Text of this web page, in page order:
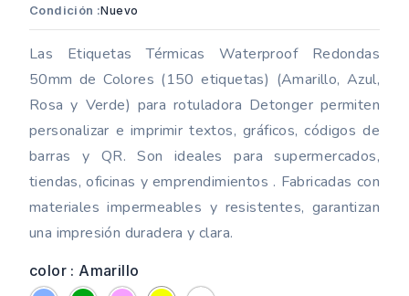
Condición :Nuevo
Las Etiquetas Térmicas Waterproof Redondas
50mm de Colores (150 etiquetas) (Amarillo, Azul,
Rosa y Verde) para rotuladora Detonger permiten
personalizar e imprimir textos, gráficos, códigos de
barras y QR. Son ideales para supermercados,
tiendas, oficinas y emprendimientos . Fabricadas con
materiales impermeables y resistentes, garantizan
una impresión duradera y clara.
color : Amarillo
Azul VerdeRosa AmarilloBlanco